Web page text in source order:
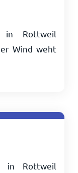
in Rottweil
Wind weht
in Rottweil